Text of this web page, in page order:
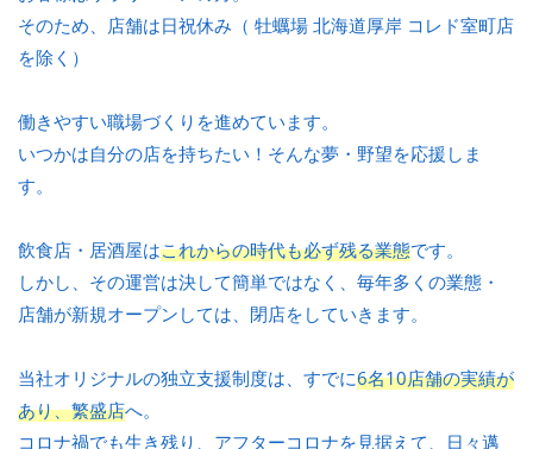
そのため、店舗は日祝休み（ 牡蠣場 北海道厚岸 コレド室町店
を除く）
働きやすい職場づくりを進めています。
いつかは自分の店を持ちたい！そんな夢・野望を応援しま
す。
飲食店・居酒屋はこれからの時代も必ず残る業態です。
しかし、その運営は決して簡単ではなく、毎年多くの業態・
店舗が新規オープンしては、閉店をしていきます。
当社オリジナルの独立支援制度は、すでに6名10店舗の実績が
あり、繁盛店へ。
コロナ禍でも生き残り、アフターコロナを見据えて、日々邁